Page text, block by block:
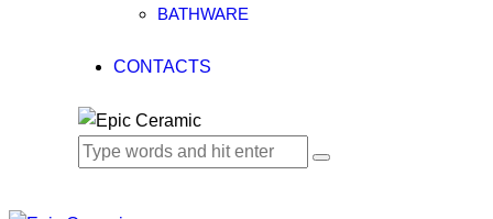
BATHWARE
CONTACTS